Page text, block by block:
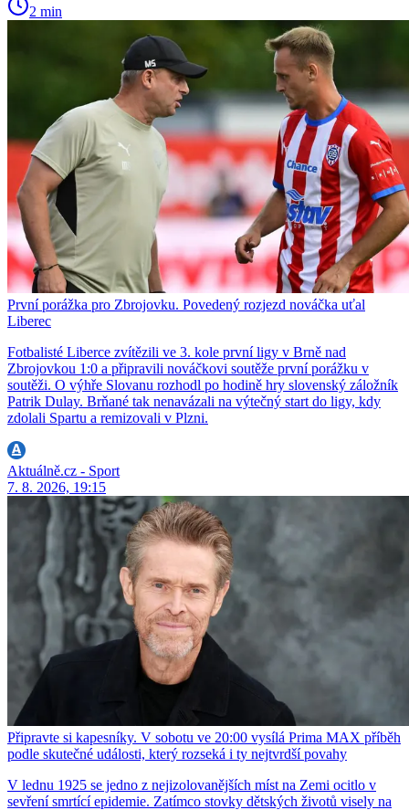
2 min
První porážka pro Zbrojovku. Povedený rozjezd nováčka uťal
Liberec
Fotbalisté Liberce zvítězili ve 3. kole první ligy v Brně nad
Zbrojovkou 1:0 a připravili nováčkovi soutěže první porážku v
soutěži. O výhře Slovanu rozhodl po hodině hry slovenský záložník
Patrik Dulay. Brňané tak nenavázali na výtečný start do ligy, kdy
zdolali Spartu a remizovali v Plzni.
Aktuálně.cz - Sport
7. 8. 2026, 19:15
Připravte si kapesníky. V sobotu ve 20:00 vysílá Prima MAX příběh
podle skutečné události, který rozseká i ty nejtvrdší povahy
V lednu 1925 se jedno z nejizolovanějších míst na Zemi ocitlo v
sevření smrtící epidemie. Zatímco stovky dětských životů visely na